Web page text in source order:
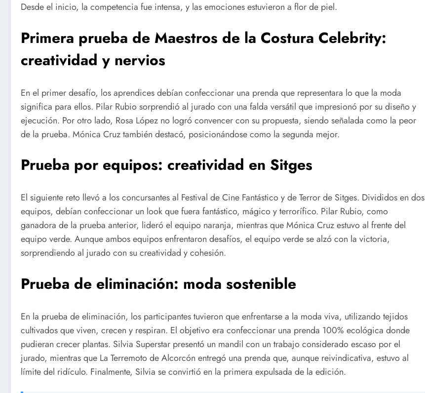
Desde el inicio, la competencia fue intensa, y las emociones estuvieron a flor de piel.
Primera prueba de Maestros de la Costura Celebrity:
creatividad y nervios
En el primer desafío, los aprendices debían confeccionar una prenda que representara lo que la moda
significa para ellos. Pilar Rubio sorprendió al jurado con una falda versátil que impresionó por su diseño y
ejecución. Por otro lado, Rosa López no logró convencer con su propuesta, siendo señalada como la peor
de la prueba. Mónica Cruz también destacó, posicionándose como la segunda mejor.
Prueba por equipos: creatividad en Sitges
El siguiente reto llevó a los concursantes al Festival de Cine Fantástico y de Terror de Sitges. Divididos en dos
equipos, debían confeccionar un look que fuera fantástico, mágico y terrorífico. Pilar Rubio, como
ganadora de la prueba anterior, lideró el equipo naranja, mientras que Mónica Cruz estuvo al frente del
equipo verde. Aunque ambos equipos enfrentaron desafíos, el equipo verde se alzó con la victoria,
sorprendiendo al jurado con su creatividad y cohesión.
Prueba de eliminación: moda sostenible
En la prueba de eliminación, los participantes tuvieron que enfrentarse a la moda viva, utilizando tejidos
cultivados que viven, crecen y respiran. El objetivo era confeccionar una prenda 100% ecológica donde
pudieran crecer plantas. Silvia Superstar presentó un mandil con un trabajo considerado escaso por el
jurado, mientras que La Terremoto de Alcorcón entregó una prenda que, aunque reivindicativa, estuvo al
límite del ridículo. Finalmente, Silvia se convirtió en la primera expulsada de la edición.